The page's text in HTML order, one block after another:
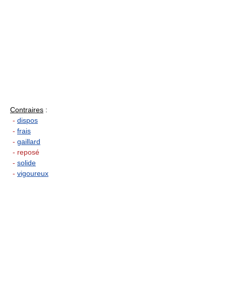
Contraires :
- dispos
- frais
- gaillard
- reposé
- solide
- vigoureux